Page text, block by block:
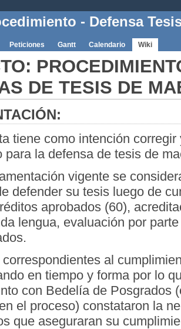
- Defensa
Peticiones Gantt Calendario Wiki
DE TESIS DE
tiene como intención
para la defensa de tesis de
vigente se
defender su tesis luego de
aprobados (60),
lengua, evaluación por
al
en tiempo y forma por lo
con Bedelía de Posgrados
el proceso) constataron la
que aseguraran su